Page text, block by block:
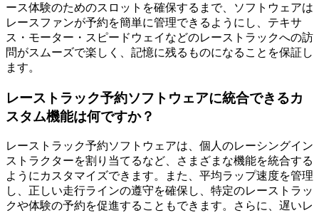
ース体験のためのスロットを確保するまで、ソフトウェアは
レースファンが予約を簡単に管理できるようにし、テキサ
ス・モーター・スピードウェイなどのレーストラックへの訪
問がスムーズで楽しく、記憶に残るものになることを保証し
ます。
レーストラック予約ソフトウェアに統合できるカ
スタム機能は何ですか？
レーストラック予約ソフトウェアは、個人のレーシングイン
ストラクターを割り当てるなど、さまざまな機能を統合する
ようにカスタマイズできます。また、平均ラップ速度を管理
し、正しい走行ラインの遵守を確保し、特定のレーストラッ
クや体験の予約を促進することもできます。さらに、遅いレ